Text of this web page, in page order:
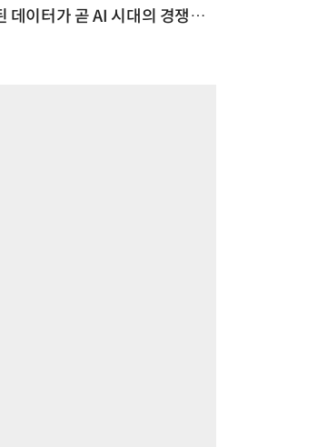
체계화 된 데이터가 곧 AI 시대의 경쟁력이다